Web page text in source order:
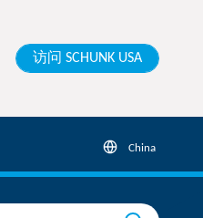
访问 SCHUNK USA
China